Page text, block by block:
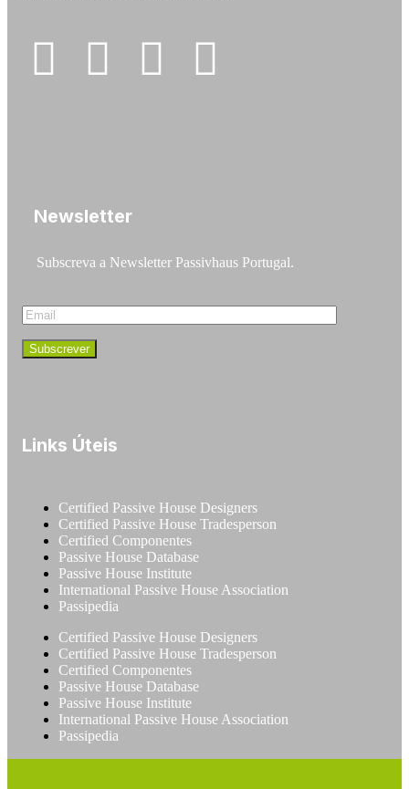
Newsletter
Subscreva a Newsletter Passivhaus Portugal.
Links Úteis
Certified Passive House Designers
Certified Passive House Tradesperson
Certified Componentes
Passive House Database
Passive House Institute
International Passive House Association
Passipedia
Certified Passive House Designers
Certified Passive House Tradesperson
Certified Componentes
Passive House Database
Passive House Institute
International Passive House Association
Passipedia